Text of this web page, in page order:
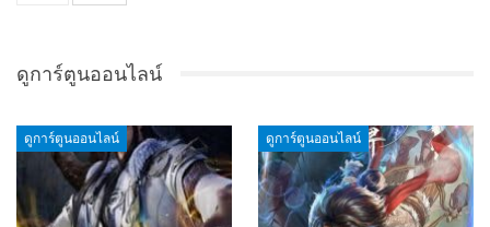
ดูการ์ตูนออนไลน์
ดูการ์ตูนออนไลน์ ดูการ์ตูนออนไลน์